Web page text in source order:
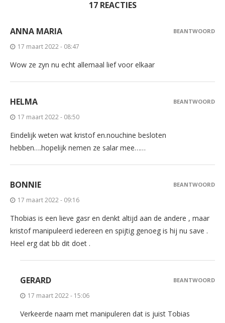
17 REACTIES
ANNA MARIA
17 maart 2022 - 08:47
Wow ze zyn nu echt allemaal lief voor elkaar
BEANTWOORD
HELMA
17 maart 2022 - 08:50
Eindelijk weten wat kristof en.nouchine besloten
hebben….hopelijk nemen ze salar mee……
BEANTWOORD
BONNIE
17 maart 2022 - 09:16
Thobias is een lieve gasr en denkt altijd aan de andere , maar
kristof manipuleerd iedereen en spijtig genoeg is hij nu save .
Heel erg dat bb dit doet .
BEANTWOORD
GERARD
17 maart 2022 - 15:06
Verkeerde naam met manipuleren dat is juist Tobias
BEANTWOORD